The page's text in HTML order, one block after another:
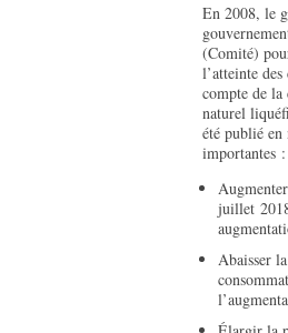
En 2008, le
(Comité)
l’atteinte
compte de la
naturel
été publié
importantes :
juillet
Abaisser